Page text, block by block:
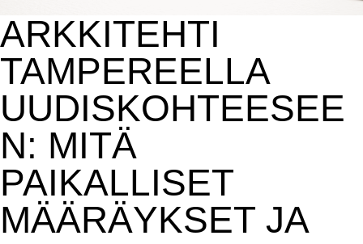
ARKKITEHTI
TAMPEREELLA
UUDISKOHTEESEE
N: MITÄ
PAIKALLISET
MÄÄRÄYKSET JA